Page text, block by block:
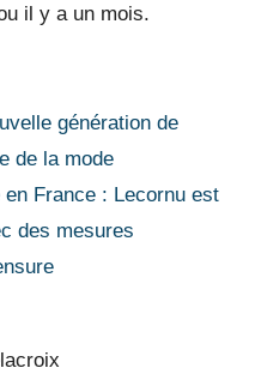
il y a un mois.
génération de
de la mode
France : Lecornu est
des mesures